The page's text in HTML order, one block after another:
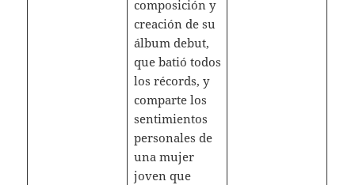
composición y
creación de su
álbum debut,
que batió todos
los récords, y
comparte los
sentimientos
personales de
una mujer
joven que